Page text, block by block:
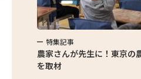
特集記事
農家さんが先生に！東京の
を取材